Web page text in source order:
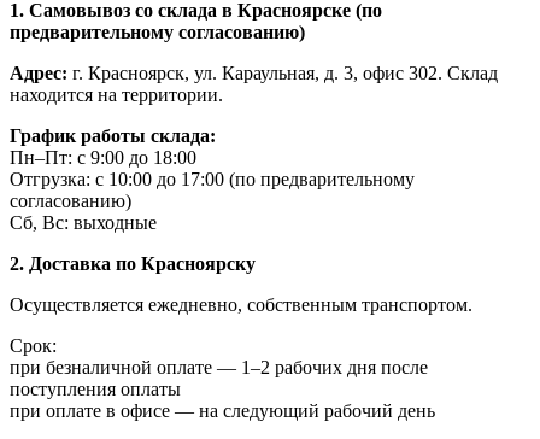
1. Самовывоз со склада в Красноярске (по
предварительному согласованию)
Адрес: г. Красноярск, ул. Караульная, д. 3, офис 302. Склад
находится на территории.
График работы склада:
Пн–Пт: с 9:00 до 18:00
Отгрузка: с 10:00 до 17:00 (по предварительному
согласованию)
Сб, Вс: выходные
2. Доставка по Красноярску
Осуществляется ежедневно, собственным транспортом.
Срок:
при безналичной оплате — 1–2 рабочих дня после
поступления оплаты
при оплате в офисе — на следующий рабочий день